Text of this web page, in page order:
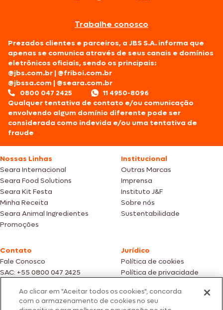
Trabalhe conosco
Prezados clientes e parceiros, a JBS S.A. informa que
apenas se comunica através de seus canais e domínios
eletrônicos oficiais, sendo os principais:
@jbs.com.br |@friboi.com.br
@jbssa.com |@seara.com.br
0800 047 2425
11 4950-8096
Qualquer tentativa de contato e/ou comunicação
envolvendo algum domínio diferente pode ser
considerada como indevida e/ou uma tentativa de
fraude
Nossas Linhas
Seara Internacional
Seara Food Solutions
Seara Kit Festa
Minha Receita
Seara Animal Ingredientes
Promoções
Institucional
Outras Marcas
Imprensa
Instituto J&F
Sobre nós
Sustentabilidade
Contato
Fale Conosco
SAC: +55 0800 047 2425
Jurídico
Política de cookies
Política de privacidade
Fotos meramente ilustrativas | Ofertas válidas enquanto durarem os
estoques dos nossos parceiros | Vendas sujeitas a análise e confirmação
Ao clicar em "Aceitar todos os cookies", concorda
com o armazenamento de cookies no seu